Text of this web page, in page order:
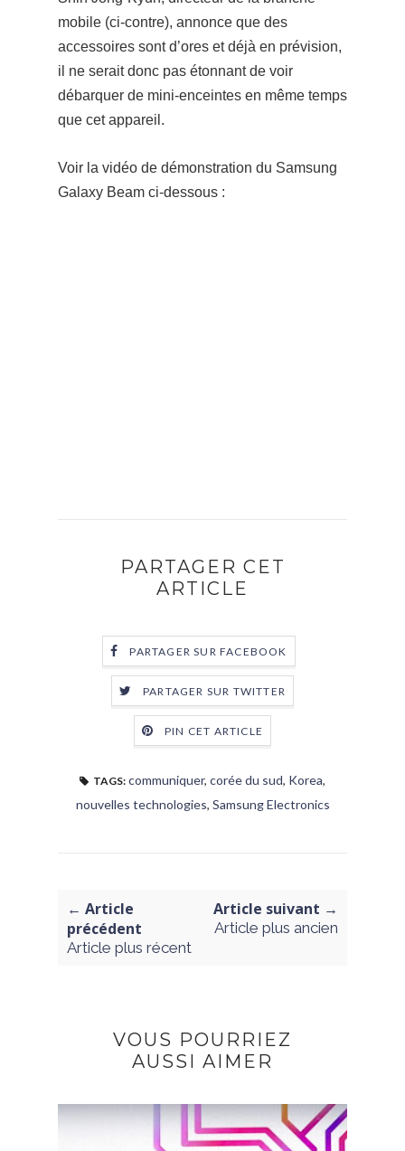
mobile (ci-contre), annonce que des
accessoires sont d’ores et déjà en prévision,
il ne serait donc pas étonnant de voir
débarquer de mini-enceintes en même temps
que cet appareil.
Voir la vidéo de démonstration du Samsung
Galaxy Beam ci-dessous :
PARTAGER CET
ARTICLE
PARTAGER SUR FACEBOOK
PARTAGER SUR TWITTER
PIN CET ARTICLE
TAGS: communiquer, corée du sud, Korea,
nouvelles technologies, Samsung Electronics
← Article
précédent
Article plus récent
Article suivant →
Article plus ancien
VOUS POURRIEZ
AUSSI AIMER